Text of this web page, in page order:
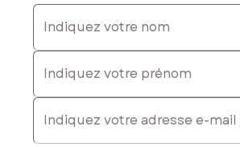
Indiquez votre nom
Indiquez votre prénom
E-mail